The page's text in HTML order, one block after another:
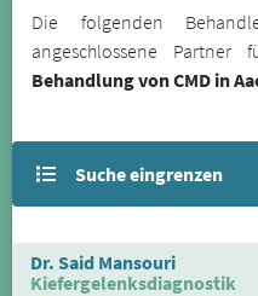
Die folgenden
angeschlossene Partner
Behandlung von CMD in
Suche eingrenzen
Dr. Said Mansouri
Kiefergelenksdiagnostik